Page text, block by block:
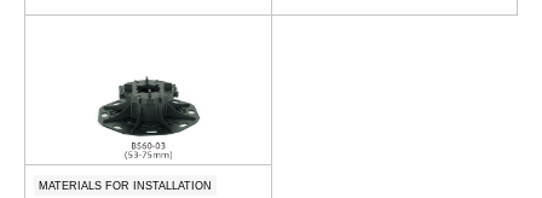
MATERIALS FOR INSTALLATION